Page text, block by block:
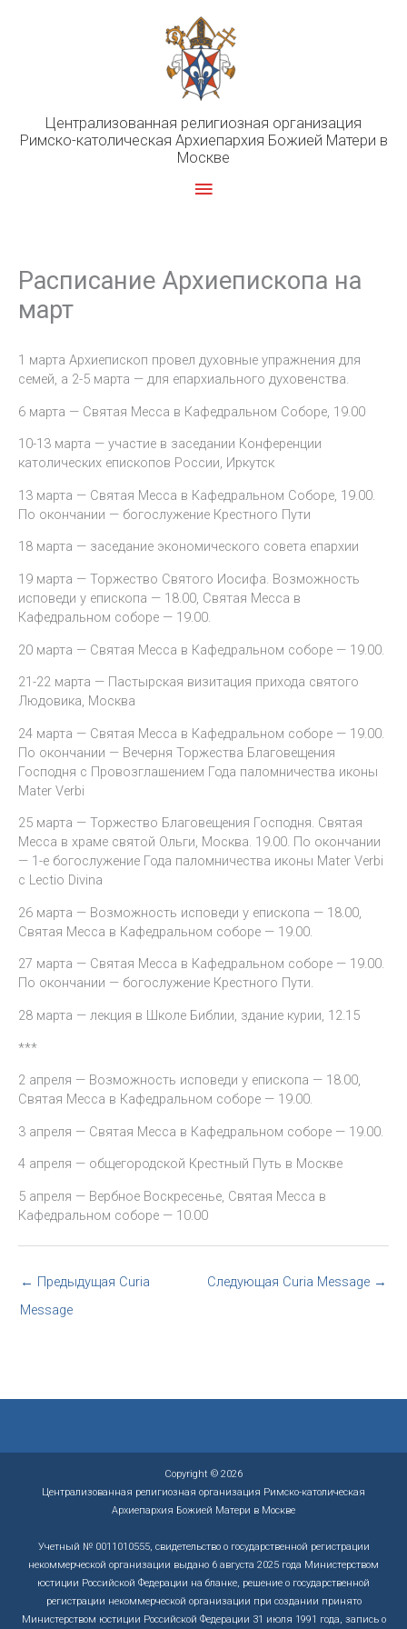
Централизованная религиозная организация
Римско-католическая Архиепархия Божией Матери в
Москве
Главное
Расписание Архиепископа на
март
1 марта Архиепископ провел духовные упражнения для
семей, а 2-5 марта — для епархиального духовенства.
6 марта — Святая Месса в Кафедральном Соборе, 19.00
10-13 марта — участие в заседании Конференции
католических епископов России, Иркутск
13 марта — Святая Месса в Кафедральном Соборе, 19.00.
По окончании — богослужение Крестного Пути
18 марта — заседание экономического совета епархии
19 марта — Торжество Святого Иосифа. Возможность
исповеди у епископа — 18.00, Святая Месса в
Кафедральном соборе — 19.00.
20 марта — Святая Месса в Кафедральном соборе — 19.00.
21-22 марта — Пастырская визитация прихода святого
Людовика, Москва
24 марта — Святая Месса в Кафедральном соборе — 19.00.
По окончании — Вечерня Торжества Благовещения
Господня с Провозглашением Года паломничества иконы
Mater Verbi
25 марта — Торжество Благовещения Господня. Святая
Месса в храме святой Ольги, Москва. 19.00. По окончании
— 1-е богослужение Года паломничества иконы Mater Verbi
с Lectio Divina
26 марта — Возможность исповеди у епископа — 18.00,
Святая Месса в Кафедральном соборе — 19.00.
27 марта — Святая Месса в Кафедральном соборе — 19.00.
По окончании — богослужение Крестного Пути.
28 марта — лекция в Школе Библии, здание курии, 12.15
***
2 апреля — Возможность исповеди у епископа — 18.00,
Святая Месса в Кафедральном соборе — 19.00.
3 апреля — Святая Месса в Кафедральном соборе — 19.00.
4 апреля — общегородской Крестный Путь в Москве
5 апреля — Вербное Воскресенье, Святая Месса в
Кафедральном соборе — 10.00
← Предыдущая Curia
Message
Следующая Curia Message →
Copyright © 2026
Централизованная религиозная организация Римско-католическая
Архиепархия Божией Матери в Москве
Учетный № 0011010555, свидетельство о государственной регистрации
некоммерческой организации выдано 6 августа 2025 года Министерством
юстиции Российской Федерации на бланке, решение о государственной
регистрации некоммерческой организации при создании принято
Министерством юстиции Российской Федерации 31 июля 1991 года, запись о